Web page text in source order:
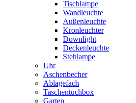
Tischlampe
Wandleuchte
Außenleuchte
Kronleuchter
Downlight
Deckenleuchte
Stehlampe
Uhr
Aschenbecher
Ablagefach
Taschentuchbox
Garten